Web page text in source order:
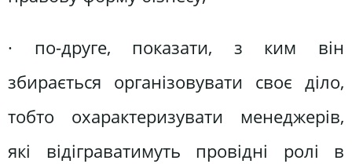
· по-друге, показати, з ким він
збирається організовувати своє діло,
тобто охарактеризувати менеджерів,
які відіграватимуть провідні ролі в